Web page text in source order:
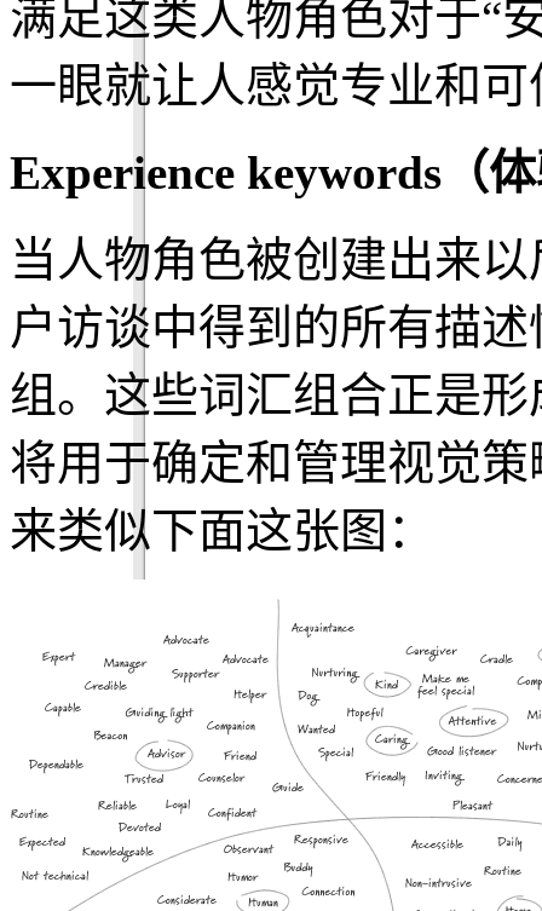
满足这类人物角色对于“
一眼就让人感觉专业和可
Experience keywords（
当人物角色被创建出来
户访谈中得到的所有描
组。这些词汇组合正是
将用于确定和管理视觉
来类似下面这张图：